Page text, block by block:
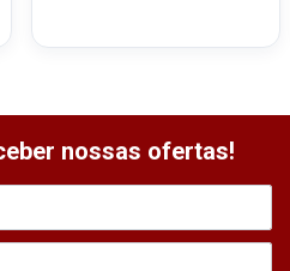
nossas ofertas!